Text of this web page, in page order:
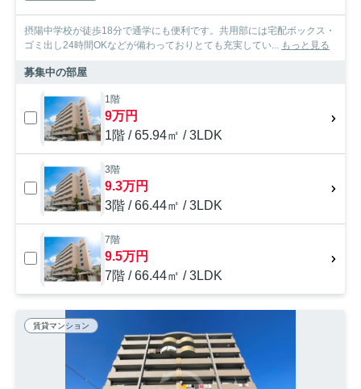
摂陽中学校が徒歩18分で通学にも便利です。共用部には宅配ボックス・
ゴミ出し24時間OKなどが備わっておりとても充実してい... もっと見る
募集中の部屋
1階
9万円
1階 / 65.94㎡ / 3LDK
3階
9.3万円
3階 / 66.44㎡ / 3LDK
7階
9.5万円
7階 / 66.44㎡ / 3LDK
賃貸マンション